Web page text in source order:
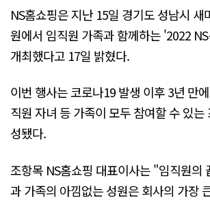
NS홈쇼핑은 지난 15일 경기도 성남시
원에서 임직원 가족과 함께하는 '2022
개최했다고 17일 밝혔다.
이번 행사는 코로나19 발생 이후 3년 만
직원 자녀 등 가족이 모두 참여할 수 있
성됐다.
조항목 NS홈쇼핑 대표이사는 "임직원의
과 가족의 아낌없는 성원은 회사의 가장